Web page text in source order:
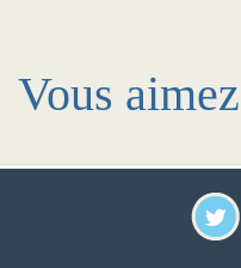
Vous